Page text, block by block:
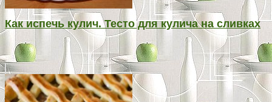
Как испечь кулич. Тесто для кулича на сливках